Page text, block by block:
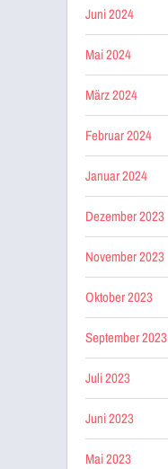
Juni 2024
Mai 2024
März 2024
Februar 2024
Januar 2024
Dezember 2023
November 2023
Oktober 2023
September 2023
Juli 2023
Juni 2023
Mai 2023